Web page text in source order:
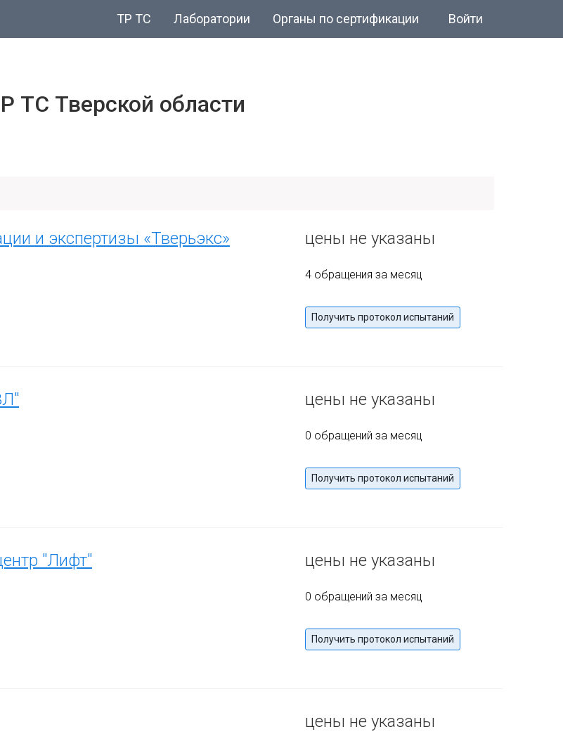
ТР ТС Лаборатории Органы по сертификации Войти
ТС Тверской области
и экспертизы «Тверьэкс» цены не указаны
4 обращения за месяц
Получить протокол испытаний
цены не указаны
0 обращений за месяц
Получить протокол испытаний
"Лифт" цены не указаны
0 обращений за месяц
Получить протокол испытаний
цены не указаны